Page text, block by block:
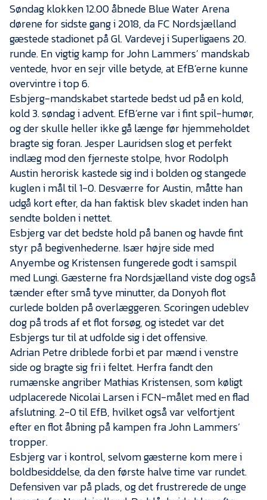
Kontakt
Job i EfB
Presse
Søndag klokken 12.00 åbnede Blue Water Arena
dørene for sidste gang i 2018, da FC Nordsjælland
gæstede stadionet på Gl. Vardevej i Superligaens 20.
runde. En vigtig kamp for John Lammers’ mandskab
ventede, hvor en sejr ville betyde, at EfB’erne kunne
overvintre i top 6.
Esbjerg-mandskabet startede bedst ud på en kold,
kold 3. søndag i advent. EfB’erne var i fint spil-humør,
og der skulle heller ikke gå længe før hjemmeholdet
bragte sig foran. Jesper Lauridsen slog et perfekt
indlæg mod den fjerneste stolpe, hvor Rodolph
Austin herorisk kastede sig ind i bolden og stangede
kuglen i mål til 1-0. Desværre for Austin, måtte han
udgå kort efter, da han faktisk blev skadet inden han
sendte bolden i nettet.
Esbjerg var det bedste hold på banen og havde fint
styr på begivenhederne. Især højre side med
Anyembe og Kristensen fungerede godt i samspil
med Lungi. Gæsterne fra Nordsjælland viste dog også
tænder efter små tyve minutter, da Donyoh flot
curlede bolden på overlæggeren. Scoringen udeblev
dog på trods af et flot forsøg, og istedet var det
Esbjergs tur til at udfolde sig i det offensive.
Adrian Petre driblede forbi et par mænd i venstre
side og bragte sig fri i feltet. Herfra fandt den
rumænske angriber Mathias Kristensen, som køligt
udplacerede Nicolai Larsen i FCN-målet med en flad
afslutning. 2-0 til EfB, hvilket også var velfortjent
efter en flot åbning på kampen fra John Lammers’
tropper.
Esbjerg var i kontrol, selvom gæsterne kom mere i
boldbesiddelse, da den første halve time var rundet.
Defensiven var på plads, og det frustrerede de unge